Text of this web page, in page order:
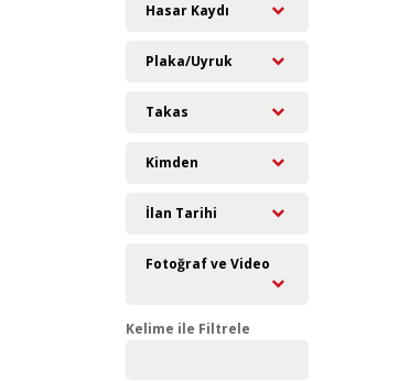
Hasar Kaydı
Plaka/Uyruk
Takas
Kimden
İlan Tarihi
Fotoğraf ve Video
Kelime ile Filtrele